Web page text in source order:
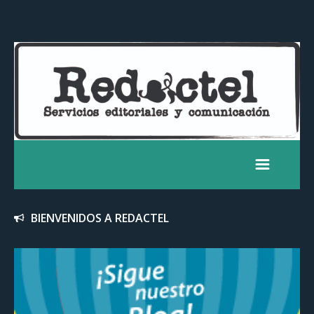
BIENVENIDOS A REDACTEL